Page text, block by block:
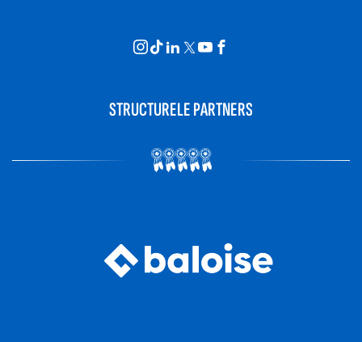
STRUCTURELE PARTNERS